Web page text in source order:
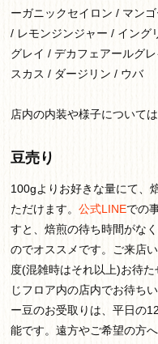
ーガニックセイロン / マン
/ レモンジンジャー / イング
グレイ / デカフェアールグ
スカス / ダージリン / ウバ
店内の内装や様子については
豆売り
100gよりお好きな量にて、
ただけます。公式LINEでの
すと、焙煎の待ち時間がな
のでオススメです。ご来店
度(混雑時はそれ以上)お待
じフロア内の店内でお待ち
ー豆のお受取りは、平日の
能です。遠方やご希望の方